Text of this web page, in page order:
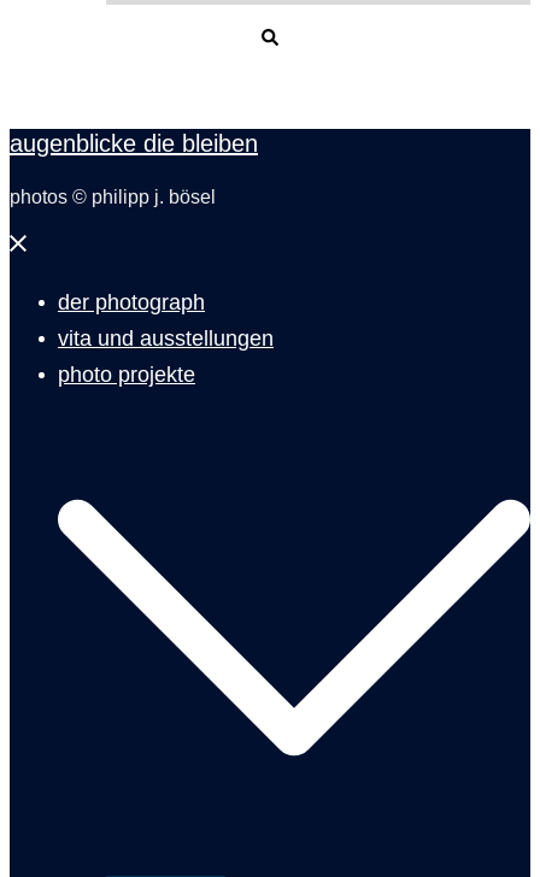
augenblicke die bleiben
photos © philipp j. bösel
Menü
der photograph
vita und ausstellungen
photo projekte